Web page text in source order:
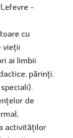
-
cu
vieții
ai limbii
părinți,
de
activităților